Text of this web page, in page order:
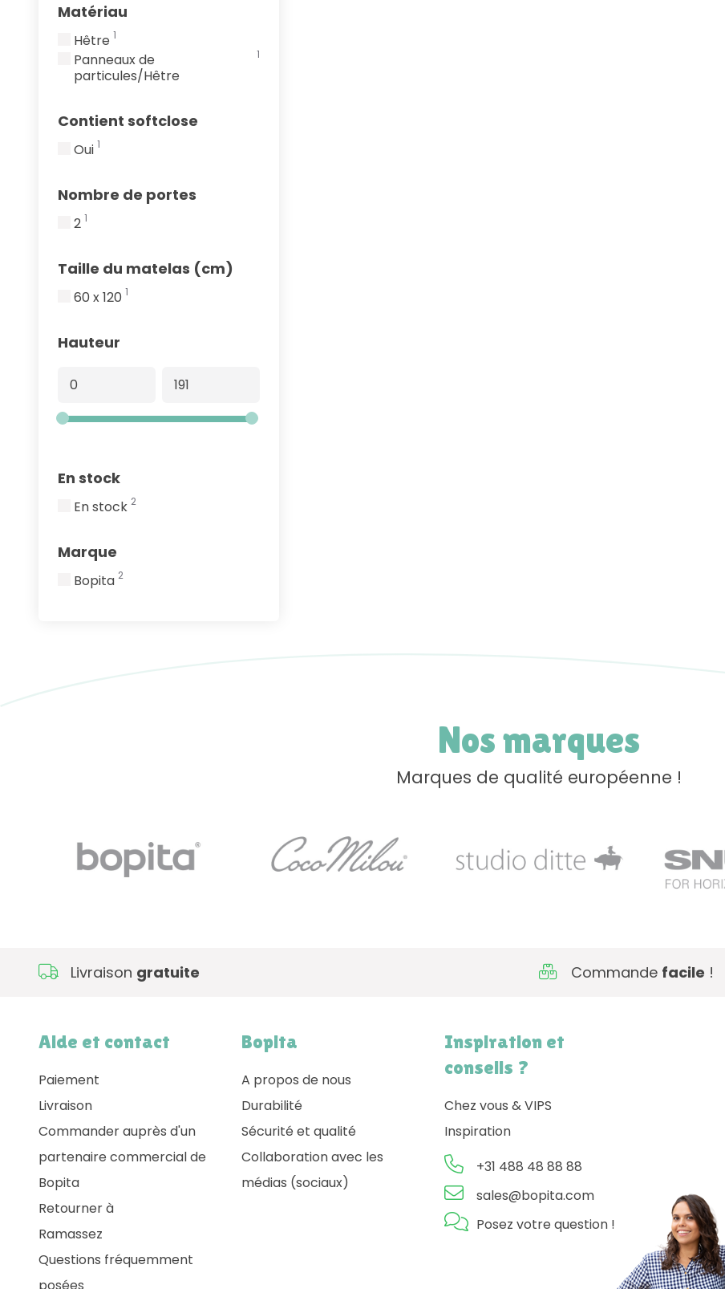
Matériau
Hêtre 1
Panneaux de
particules/Hêtre
1
Contient softclose
Oui 1
Nombre de portes
2 1
Taille du matelas (cm)
60 x 120 1
Hauteur
En stock
En stock 2
Marque
Bopita 2
Nos marques
Marques de qualité européenne !
Livraison gratuite Commande facile !
Aide et contact
Paiement
Livraison
Commander auprès d'un
partenaire commercial de
Bopita
Retourner à
Ramassez
Questions fréquemment
posées
Bopita
A propos de nous
Durabilité
Sécurité et qualité
Collaboration avec les
médias (sociaux)
Inspiration et
conseils ?
Chez vous & VIPS
Inspiration
+31 488 48 88 88
sales@bopita.com
Posez votre question !